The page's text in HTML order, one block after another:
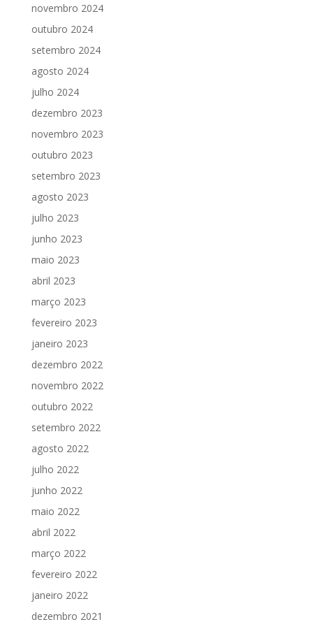
novembro 2024
outubro 2024
setembro 2024
agosto 2024
julho 2024
dezembro 2023
novembro 2023
outubro 2023
setembro 2023
agosto 2023
julho 2023
junho 2023
maio 2023
abril 2023
março 2023
fevereiro 2023
janeiro 2023
dezembro 2022
novembro 2022
outubro 2022
setembro 2022
agosto 2022
julho 2022
junho 2022
maio 2022
abril 2022
março 2022
fevereiro 2022
janeiro 2022
dezembro 2021